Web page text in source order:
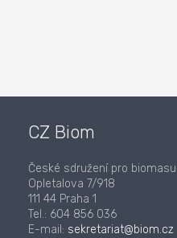
CZ Biom
České sdružení pro biomasu
Opletalova 7/918
111 44 Praha 1
Tel.: 604 856 036
E-mail: sekretariat@biom.cz